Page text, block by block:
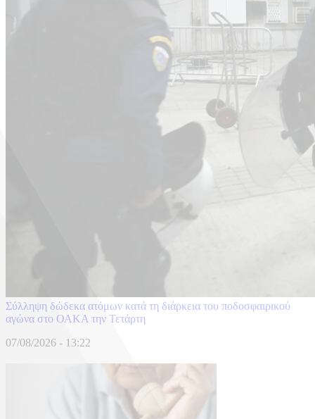
Σύλληψη δώδεκα ατόμων κατά τη διάρκεια του ποδοσφαιρικού
αγώνα στο ΟΑΚΑ την Τετάρτη
07/08/2026 - 13:22